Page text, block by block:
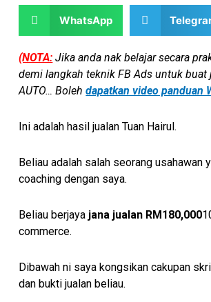
WhatsApp
(NOTA: Jika anda nak belajar secara
demi langkah teknik FB Ads untuk buat
AUTO… Bolehdapatkan video panduan
Ini adalah hasil jualan Tuan Hairul.
Beliau adalah salah seorang usahawan
coaching dengan saya.
Beliau berjaya jana jualan RM180,000
commerce.
Dibawah ni saya kongsikan cakupan
dan bukti jualan beliau.